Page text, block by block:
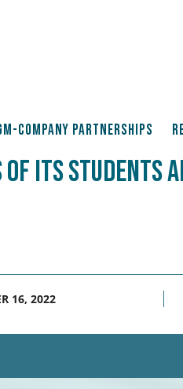
company partnerships
ITS STUDENTS
16, 2022